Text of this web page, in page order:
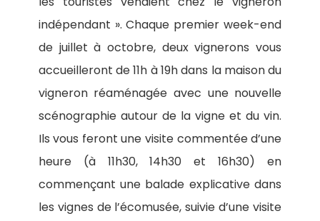
indépendant ». Chaque premier week-end
de juillet à octobre, deux vignerons vous
accueilleront de 11h à 19h dans la maison du
vigneron réaménagée avec une nouvelle
scénographie autour de la vigne et du vin.
Ils vous feront une visite commentée d’une
heure (à 11h30, 14h30 et 16h30) en
commençant une balade explicative dans
les vignes de l’écomusée, suivie d’une visite